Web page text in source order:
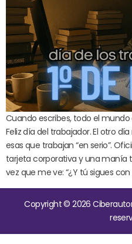
Cuando escribes, todo el
Feliz día del trabajador. El otro
esas que trabajan “en serio”.
tarjeta corporativa y una
vez que me ve: “¿Y tú sigues con
Copyright © 2026